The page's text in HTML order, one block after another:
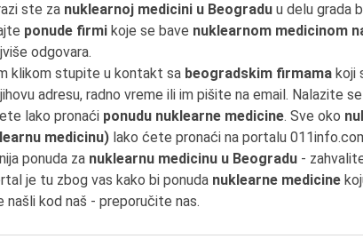
ste za nuklearnoj medicini u Beogradu u delu grada
ponude firmi koje se bave nuklearnom medicinom
odgovara.
klikom stupite u kontakt sa beogradskim firmama koji
adresu, radno vreme ili im pišite na email. Nalazite
lako pronaći ponudu nuklearne medicine. Sve oko
medicinu) lako ćete pronaći na portalu
ponuda za nuklearnu medicinu u Beogradu -
je tu zbog vas kako bi ponuda nuklearne medicine
kod naš - preporučite nas.